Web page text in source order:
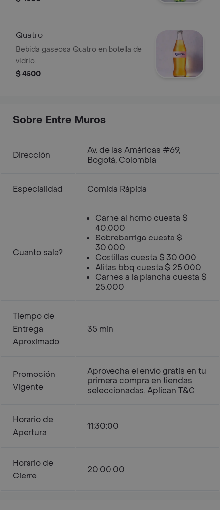
Quatro
Bebida gaseosa Quatro en botella de
vidrio.
$ 4500
Sobre Entre Muros
Dirección
Av. de las Américas #69,
Bogotá, Colombia
Especialidad Comida Rápida
Cuanto sale?
Carne al horno cuesta $
40.000
Sobrebarriga cuesta $
30.000
Costillas cuesta $ 30.000
Alitas bbq cuesta $ 25.000
Carnes a la plancha cuesta $
25.000
Tiempo de
Entrega
Aproximado
35 min
Promoción
Vigente
Aprovecha el envío gratis en tu
primera compra en tiendas
seleccionadas. Aplican T&C
Horario de
Apertura
11:30:00
Horario de
Cierre
20:00:00